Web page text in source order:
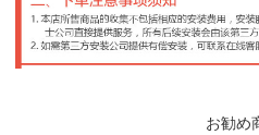
お勧め